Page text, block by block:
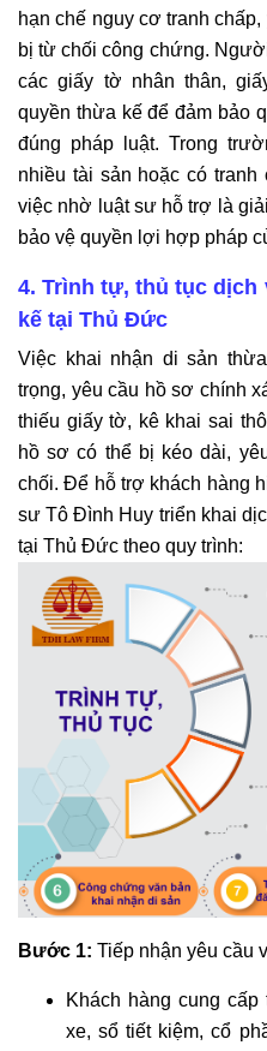
hạn chế nguy cơ tranh
bị từ chối công chứng.
các giấy tờ nhân thân,
quyền thừa kế để đảm bảo
đúng pháp luật. Trong
nhiều tài sản hoặc có
việc nhờ luật sư hỗ trợ là
bảo vệ quyền lợi hợp pháp
4. Trình tự, thủ tục dịch
kế tại Thủ Đức
Việc khai nhận di sản
trọng, yêu cầu hồ sơ chính
thiếu giấy tờ, kê khai sai
hồ sơ có thể bị kéo dài,
chối. Để hỗ trợ khách hàng
sư Tô Đình Huy triển khai
tại Thủ Đức theo quy trình:
Bước 1: Tiếp nhận yêu cầu
Khách hàng cung
xe, sổ tiết kiệm, cổ